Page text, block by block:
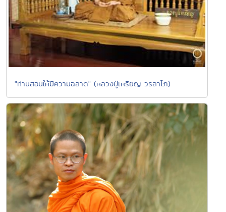
"ท่านสอนให้มีความฉลาด" (หลวงปู่เหรียญ วรลาโภ)